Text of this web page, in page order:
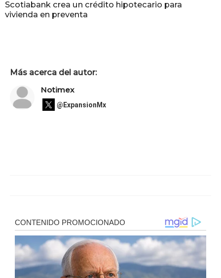
Scotiabank crea un crédito hipotecario para
vivienda en preventa
Más acerca del autor:
Notimex
@ExpansionMx